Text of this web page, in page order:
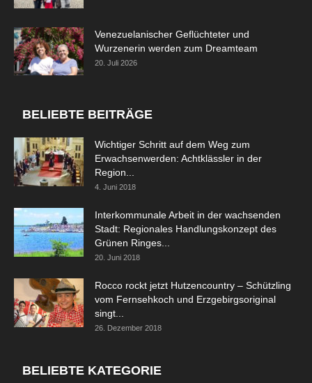
Venezuelanischer Geflüchteter und
Wurzenerin werden zum Dreamteam
20. Juli 2026
BELIEBTE BEITRÄGE
Wichtiger Schritt auf dem Weg zum
Erwachsenwerden: Achtklässler in der
Region...
4. Juni 2018
Interkommunale Arbeit in der wachsenden
Stadt: Regionales Handlungskonzept des
Grünen Ringes...
20. Juni 2018
Rocco rockt jetzt Hutzencountry – Schützling
vom Fernsehkoch und Erzgebirgsoriginal
singt...
26. Dezember 2018
BELIEBTE KATEGORIE